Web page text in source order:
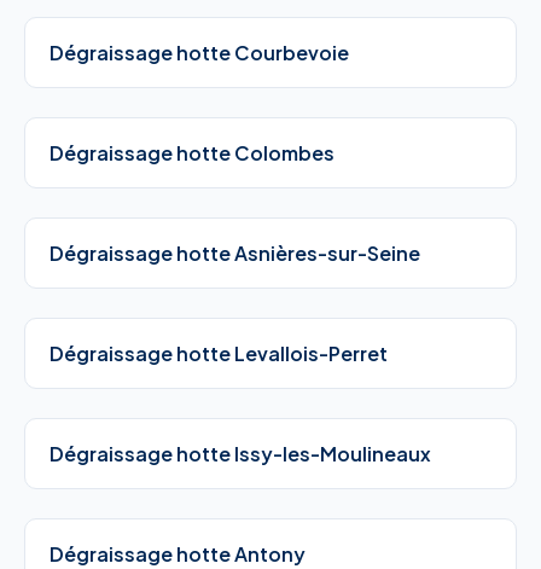
Dégraissage hotte Courbevoie
Dégraissage hotte Colombes
Dégraissage hotte Asnières-sur-Seine
Dégraissage hotte Levallois-Perret
Dégraissage hotte Issy-les-Moulineaux
Dégraissage hotte Antony